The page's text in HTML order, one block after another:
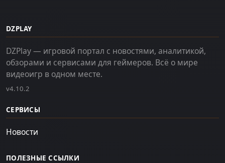
DZPLAY
DZPlay — игровой портал с новостями, аналитикой,
обзорами и сервисами для геймеров. Всё о мире
видеоигр в одном месте.
v4.10.2
СЕРВИСЫ
Новости
ПОЛЕЗНЫЕ ССЫЛКИ